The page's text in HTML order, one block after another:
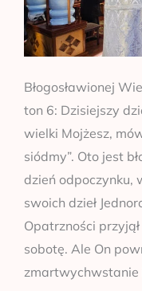
Błogosławionej
ton 6: Dzisiejszy
wielki Mojżesz,
siódmy”. Oto jest
dzień odpoczynku,
swoich dzieł
Opatrzności
sobotę. Ale On
zmartwychwstanie